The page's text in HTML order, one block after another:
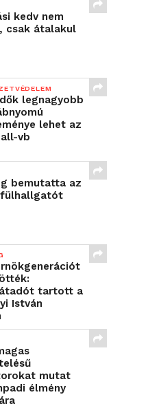
kedv nem
csak átalakul
legnagyobb
lehet az
vb
bemutatta az
fülhallgatót
tartott a
István
mutat
élmény